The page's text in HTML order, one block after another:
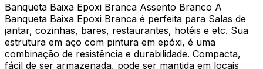
Banqueta Baixa Epoxi Branca Assento Branco A
Banqueta Baixa Epoxi Branca é perfeita para Salas de
jantar, cozinhas, bares, restaurantes, hotéis e etc. Sua
estrutura em aço com pintura em epóxi, é uma
combinação de resistência e durabilidade. Compacta,
fácil de ser armazenada, pode ser mantida em locais